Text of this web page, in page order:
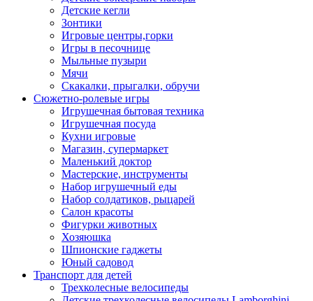
Детские кегли
Зонтики
Игровые центры,горки
Игры в песочнице
Мыльные пузыри
Мячи
Скакалки, прыгалки, обручи
Сюжетно-ролевые игры
Игрушечная бытовая техника
Игрушечная посуда
Кухни игровые
Магазин, супермаркет
Маленький доктор
Мастерские, инструменты
Набор игрушечный еды
Набор солдатиков, рыцарей
Салон красоты
Фигурки животных
Хозяюшка
Шпионские гаджеты
Юный садовод
Транспорт для детей
Трехколесные велосипеды